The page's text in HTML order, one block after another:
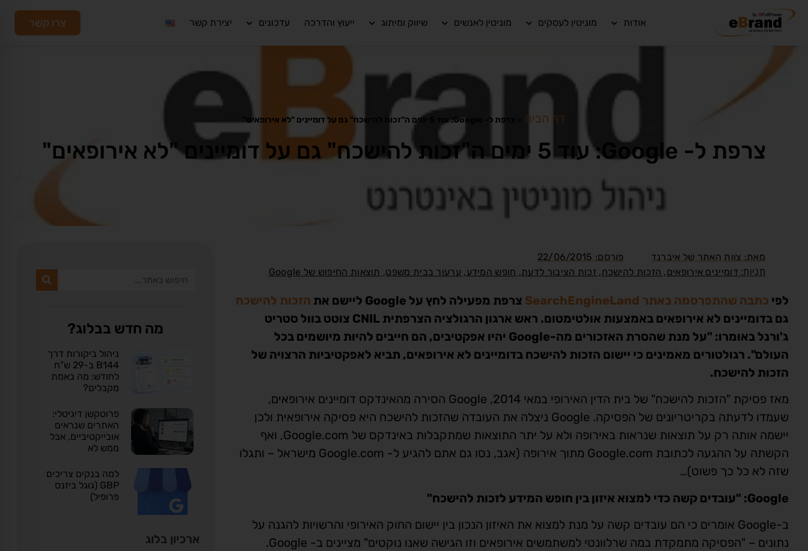
אודות מוניטין לעסקים מוניטין לאנשים שיווק ומיתוג ייעוץ והדרכה עדכונים יצירת קשר צרו קשר
דף הבית צרפת ל- Google: עוד 5 ימים ה"זכות להישכח" גם על דומיינים "לא אירופאים"
צרפת ל- Google: עוד 5 ימים ה"זכות להישכח" גם על דומיינים "לא אירופאים"
מאת: צוות האתר של איברנד פורסם: 22/06/2015
תגיות: דומיינים אירופאים, הזכות להישכח, זכות הציבור לדעת, חופש המידע, ערעור בבית משפט, תוצאות החיפוש של Google
לפי כתבה שהתפרסמה באתר SearchEngineLand צרפת מפעילה לחץ על Google ליישם את
הזכות להישכח
גם בדומיינים לא אירופאים באמצעות אולטימטום. ראש ארגון הרגולציה הצרפתית CNIL צוטט בוול סטריט
ג'ורנל באומרו: "על מנת שהסרת האזכורים מה-Google יהיו אפקטיבים, הם חייבים להיות מיושמים בכל
העולם". רגולטורים מאמינים כי יישום הזכות להישכח בדומיינים לא אירופאים, תביא לאפקטיביות הרצויה של
הזכות להישכח.
מאז פסיקת "הזכות להישכח" של בית הדין האירופי במאי 2014, Google הסירה מהאינדקס דומיינים אירופאים,
שעמדו לדעתה בקריטריונים של הפסיקה. Google ניצלה את העובדה שהזכות להישכח היא פסיקה אירופאית ולכן
יישמה אותה רק על תוצאות שנראות באירופה ולא על יתר התוצאות שמתקבלות באינדקס של Google.com, ואף
הקשתה על ההגעה לכתובת Google.com מתוך אירופה (אגב, נסו גם אתם להגיע ל- Google.com מישראל – ותגלו
שזה לא כל כך פשוט)…
Google: "עובדים קשה כדי למצוא איזון בין חופש המידע לזכות להישכח"
ב-Google אומרים כי הם עובדים קשה על מנת למצוא את האיזון הנכון בין יישום החוק האירופי והרשויות להגנה על
נתונים – "הפסיקה מתמקדת במה שרלוונטי למשתמשים אירופאים וזו הגישה שאנו נוקטים" מציינים ב- Google.
מה חדש בבלוג?
ניהול ביקורות דרך
B144 ב-29 ש"ח
לחודש: מה באמת
מקבלים?
פרוטקשן דיגיטלי:
האתרים שנראים
אובייקטיביים, אבל
ממש לא
למה בנקים צריכים
GBP (גוגל ביזנס
פרופיל)
ארכיון בלוג